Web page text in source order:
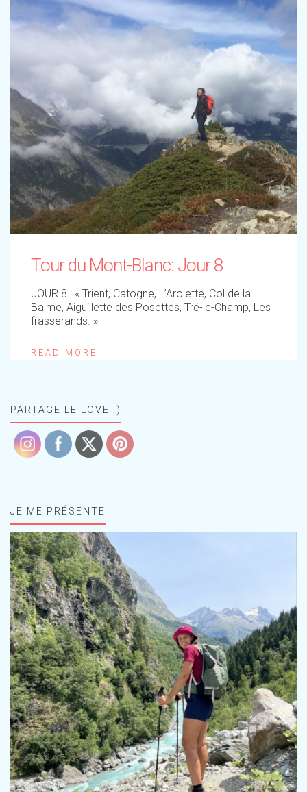
Tour du Mont-Blanc: Jour 8
JOUR 8 : « Trient, Catogne, L’Arolette, Col de la
Balme, Aiguillette des Posettes, Tré-le-Champ, Les
frasserands. »
READ MORE
PARTAGE LE LOVE :)
JE ME PRÉSENTE